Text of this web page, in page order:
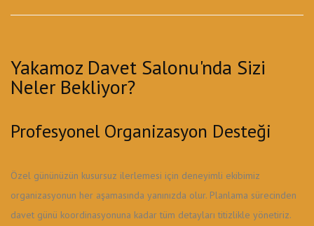
Yakamoz Davet Salonu'nda Sizi
Neler Bekliyor?
Profesyonel Organizasyon Desteği
Özel gününüzün kusursuz ilerlemesi için deneyimli ekibimiz
organizasyonun her aşamasında yanınızda olur. Planlama sürecinden
davet günü koordinasyonuna kadar tüm detayları titizlikle yönetiriz.